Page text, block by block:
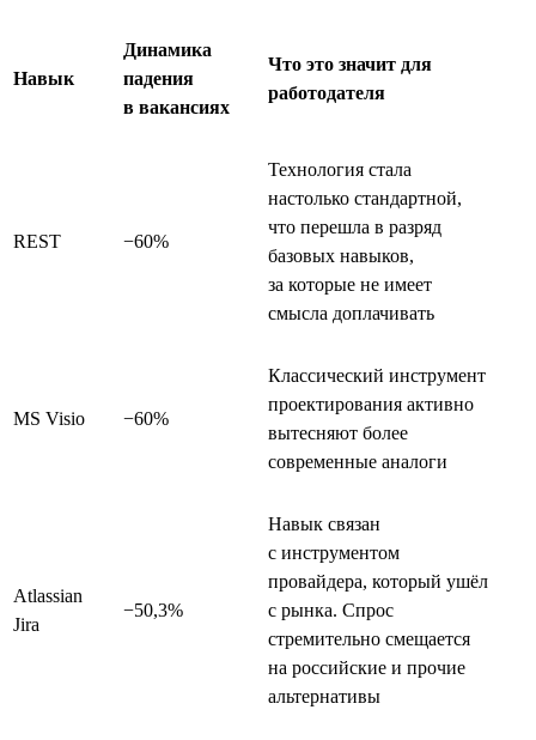
Навык
Динамика
падения
в вакансиях
Что это значит для
работодателя
REST −60%
Технология стала
настолько стандартной,
что перешла в разряд
базовых навыков,
за которые не имеет
смысла доплачивать
MS Visio −60%
Классический инструмент
проектирования активно
вытесняют более
современные аналоги
Atlassian
Jira
−50,3%
Навык связан
с инструментом
провайдера, который ушёл
с рынка. Спрос
стремительно смещается
на российские и прочие
альтернативы